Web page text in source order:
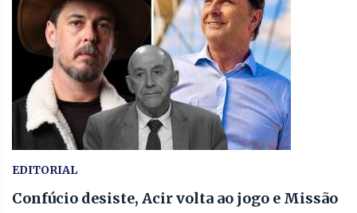
EDITORIAL
Confúcio desiste, Acir volta ao jogo e Missão